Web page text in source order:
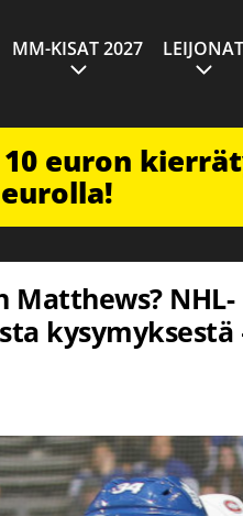
MM-KISAT 2027 LEIJONAT
euron
Matthews? NHL-
kysymyksestä